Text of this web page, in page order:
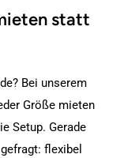
statt
Bei unserem
Größe mieten
Setup. Gerade
flexibel